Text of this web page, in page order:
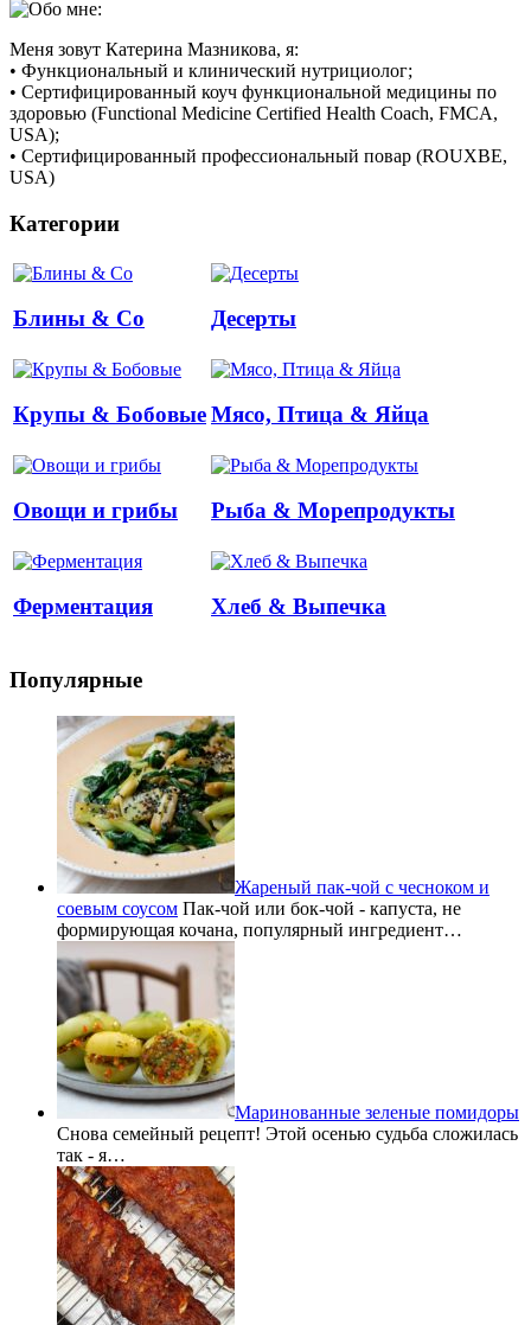
Меня зовут Катерина Мазникова, я:
• Функциональный и клинический нутрициолог;
• Сертифицированный коуч функциональной медицины по
здоровью (Functional Medicine Certified Health Coach, FMCA,
USA);
• Сертифицированный профессиональный повар (ROUXBE,
USA)
Категории
Блины & Co Десерты
Крупы & БобовыеМясо, Птица & Яйца
Овощи и грибы Рыба & Mорепродукты
Ферментация Хлеб & Выпечка
Популярные
Жареный пак-чой с чесноком и
соевым соусом Пак-чой или бок-чой - капуста, не
формирующая кочана, популярный ингредиент…
Маринованные зеленые помидоры
Снова семейный рецепт! Этой осенью судьба сложилась
так - я…